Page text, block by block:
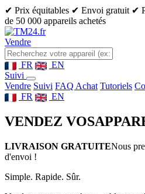
✔ Prix équitables ✔ Envoi gratuit ✔
de 50 000 appareils achetés
Vendre
FR
EN
Suivi
Vendre Suivi FAQ Achat Tutoriels
FR
EN
VENDEZ VOS
LIVRAISON GRATUITENous
d'envoi !
Simple. Rapide. Sûr.